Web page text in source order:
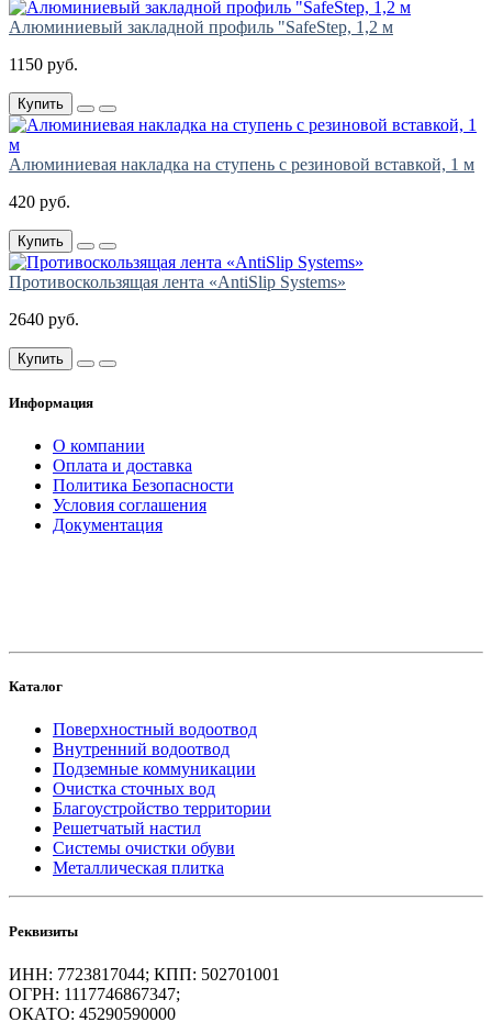
Алюминиевый закладной профиль "SafeStep, 1,2 м
1150 руб.
Купить
Алюминиевая накладка на ступень с резиновой вставкой, 1 м
420 руб.
Купить
Противоскользящая лента «AntiSlip Systems»
2640 руб.
Купить
Информация
О компании
Оплата и доставка
Политика Безопасности
Условия соглашения
Документация
Каталог
Поверхностный водоотвод
Внутренний водоотвод
Подземные коммуникации
Очистка сточных вод
Благоустройство территории
Решетчатый настил
Системы очистки обуви
Металлическая плитка
Реквизиты
ИНН: 7723817044; КПП: 502701001
ОГРН: 1117746867347;
ОКАТО: 45290590000